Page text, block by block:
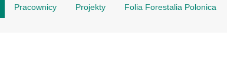
Pracownicy Projekty Folia Forestalia Polonica